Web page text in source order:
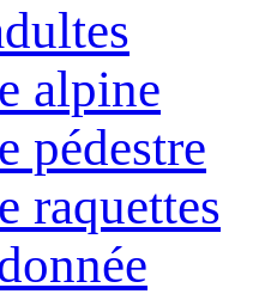
alpine
pédestre
raquettes